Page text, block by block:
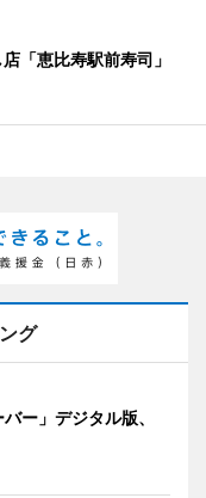
店「恵比寿駅前寿司」
グ
ー」デジタル版、